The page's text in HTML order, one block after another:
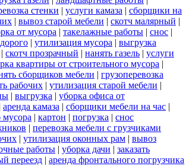
стенки | услуги камаза | сборщики на
| вывоз старой мебели | скотч малярный |
от мусора | такелажные работы | снос |
| утилизация мусора | выгрузка
| скотч прозрачный | нанять газель | услуги
квартиры от строительного мусора |
сборщиков мебели | грузоперевозка
рабочих | утилизация старой мебели |
| выгрузка | уборка офиса от
аренда камаза | сборщики мебели на час |
мусора | картон | погрузка | снос
| перевозка мебели с грузчиками
| утилизация оконных рам | вывоз
работы | уборка дачи | заказать
переезд | аренда фронтального погрузчика